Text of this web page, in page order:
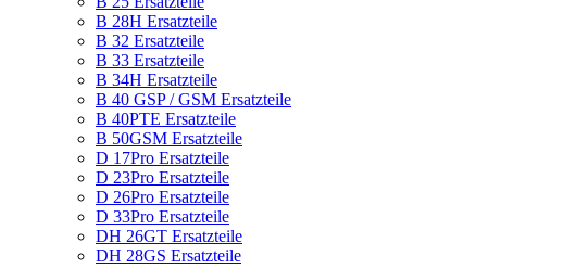
B 28H Ersatzteile
B 32 Ersatzteile
B 33 Ersatzteile
B 34H Ersatzteile
B 40 GSP / GSM Ersatzteile
B 40PTE Ersatzteile
B 50GSM Ersatzteile
D 17Pro Ersatzteile
D 23Pro Ersatzteile
D 26Pro Ersatzteile
D 33Pro Ersatzteile
DH 26GT Ersatzteile
DH 28GS Ersatzteile